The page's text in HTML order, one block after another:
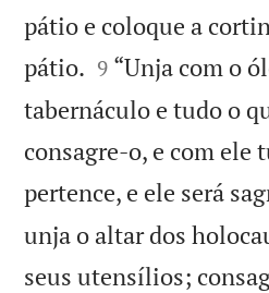
pátio e coloque a
pátio. 

9 “Unja com o
tabernáculo e tudo o
consagre-o, e com ele
pertence, e ele será
unja o altar dos
seus utensílios;